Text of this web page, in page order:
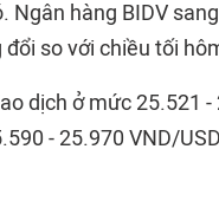
Ngân hàng BIDV
so với chiều tối
dịch ở mức 25.521
- 25.970 VND/